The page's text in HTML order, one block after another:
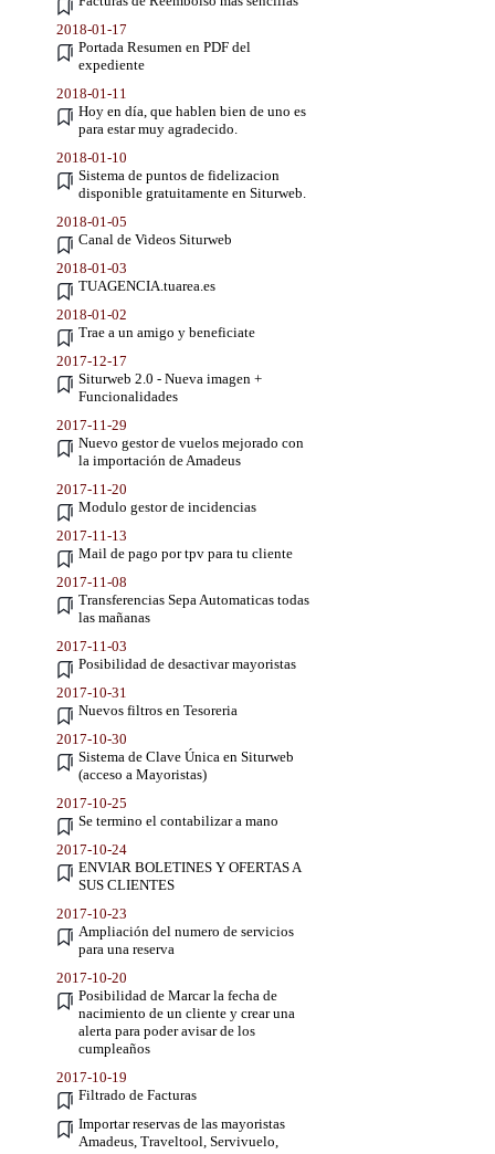
2018-01-17
Portada Resumen en PDF del
expediente
2018-01-11
Hoy en día, que hablen bien de uno es
para estar muy agradecido.
2018-01-10
Sistema de puntos de fidelizacion
disponible gratuitamente en Siturweb.
2018-01-05
Canal de Videos Siturweb
2018-01-03
TUAGENCIA.tuarea.es
2018-01-02
Trae a un amigo y beneficiate
2017-12-17
Siturweb 2.0 - Nueva imagen +
Funcionalidades
2017-11-29
Nuevo gestor de vuelos mejorado con
la importación de Amadeus
2017-11-20
Modulo gestor de incidencias
2017-11-13
Mail de pago por tpv para tu cliente
2017-11-08
Transferencias Sepa Automaticas todas
las mañanas
2017-11-03
Posibilidad de desactivar mayoristas
2017-10-31
Nuevos filtros en Tesoreria
2017-10-30
Sistema de Clave Única en Siturweb
(acceso a Mayoristas)
2017-10-25
Se termino el contabilizar a mano
2017-10-24
ENVIAR BOLETINES Y OFERTAS A
SUS CLIENTES
2017-10-23
Ampliación del numero de servicios
para una reserva
2017-10-20
Posibilidad de Marcar la fecha de
nacimiento de un cliente y crear una
alerta para poder avisar de los
cumpleaños
2017-10-19
Filtrado de Facturas
Importar reservas de las mayoristas
Amadeus, Traveltool, Servivuelo,